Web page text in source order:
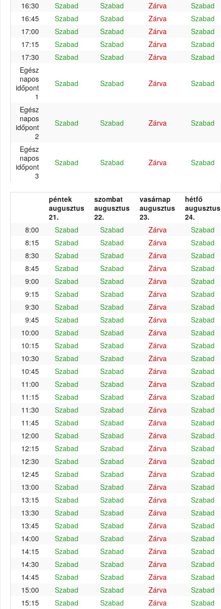
16:30 Szabad Szabad Zárva
Szabad
16:45
Szabad Szabad Zárva
Szabad
17:00
Szabad Szabad Zárva
Szabad
17:15
Szabad Szabad Zárva
Szabad
17:30
Szabad Szabad Zárva
Szabad
Egész
napos
időpont
1
Szabad Szabad Zárva Szabad
Egész
napos
időpont
2
Szabad Szabad Zárva Szabad
Egész
napos
időpont
3
Szabad Szabad Zárva Szabad
péntek
augusztus
21.
szombat
augusztus
22.
vasárnap
augusztus
23.
hétfő
augusztus
24.
8:00
Szabad Szabad Zárva
Szabad
8:15
Szabad Szabad Zárva
Szabad
8:30
Szabad Szabad Zárva
Szabad
8:45
Szabad Szabad Zárva
Szabad
9:00
Szabad Szabad Zárva
Szabad
9:15
Szabad Szabad Zárva
Szabad
9:30
Szabad Szabad Zárva
Szabad
9:45
Szabad Szabad Zárva
Szabad
10:00
Szabad Szabad Zárva
Szabad
10:15
Szabad Szabad Zárva
Szabad
10:30
Szabad Szabad Zárva
Szabad
10:45
Szabad Szabad Zárva
Szabad
11:00
Szabad Szabad Zárva
Szabad
11:15
Szabad Szabad Zárva
Szabad
11:30
Szabad Szabad Zárva
Szabad
11:45
Szabad Szabad Zárva
Szabad
12:00
Szabad Szabad Zárva
Szabad
12:15
Szabad Szabad Zárva
Szabad
12:30
Szabad Szabad Zárva
Szabad
12:45
Szabad Szabad Zárva
Szabad
13:00
Szabad Szabad Zárva
Szabad
13:15
Szabad Szabad Zárva
Szabad
13:30
Szabad Szabad Zárva
Szabad
13:45
Szabad Szabad Zárva
Szabad
14:00
Szabad Szabad Zárva
Szabad
14:15
Szabad Szabad Zárva
Szabad
14:30
Szabad Szabad Zárva
Szabad
14:45
Szabad Szabad Zárva
Szabad
15:00
Szabad Szabad Zárva
Szabad
15:15
Szabad Szabad Zárva
Szabad